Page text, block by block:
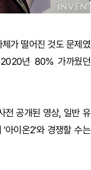
가 떨어진 것도 문제였
2020년 80% 가까웠던
전 공개된 영상, 일반 유
아이온2'와 경쟁할 수는